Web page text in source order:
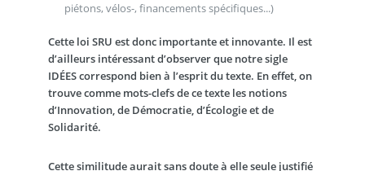
piétons, vélos-, financements spécifiques...)
Cette loi SRU est donc importante et innovante. Il est
d’ailleurs intéressant d’observer que notre sigle
IDÉES correspond bien à l’esprit du texte. En effet, on
trouve comme mots-clefs de ce texte les notions
d’Innovation, de Démocratie, d’Écologie et de
Solidarité.
Cette similitude aurait sans doute à elle seule justifié